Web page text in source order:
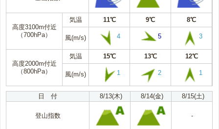
高度3100m付近
（700hPa）
気温 11℃ 9℃ 8℃
風(m/s) 4 5 3
高度2000m付近
（800hPa）
気温 15℃ 13℃ 12℃
風(m/s) 1 2 1
日 付 8/13(木) 8/14(金) 8/15(土)
登山指数 -